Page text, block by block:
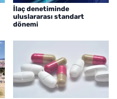
İlaç denetiminde
uluslararası standart
dönemi